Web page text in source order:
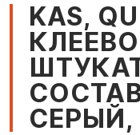
KAS,
СЕРЫЙ,